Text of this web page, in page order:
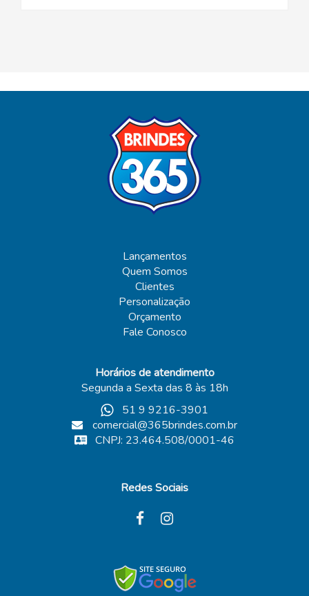
Lançamentos
Quem Somos
Clientes
Personalização
Orçamento
Fale Conosco
Horários de atendimento
Segunda a Sexta das 8 às 18h
51 9 9216-3901
comercial@365brindes.com.br
CNPJ: 23.464.508/0001-46
Redes Sociais